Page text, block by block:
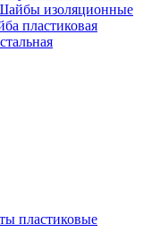
изоляционные
пластиковая
пластиковые